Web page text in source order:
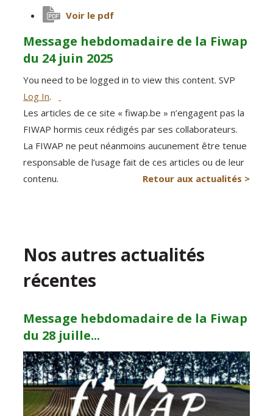
Voir le pdf
Message hebdomadaire de la Fiwap
du 24 juin 2025
You need to be logged in to view this content. SVP
Log In.
Les articles de ce site « fiwap.be » n’engagent pas la
FIWAP hormis ceux rédigés par ses collaborateurs.
La FIWAP ne peut néanmoins aucunement être tenue
responsable de l’usage fait de ces articles ou de leur
contenu.
Retour aux actualités >
Nos autres actualités
récentes
Message hebdomadaire de la Fiwap
du 28 juille...